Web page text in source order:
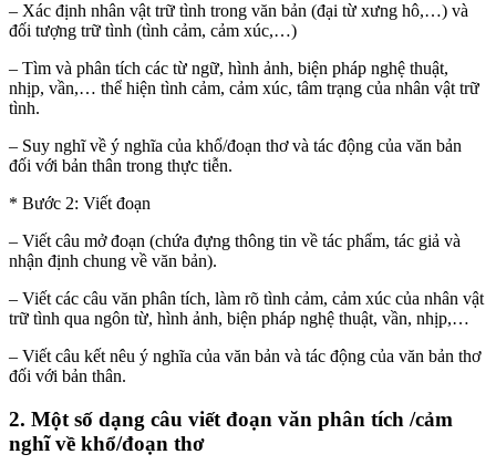
– Xác định nhân vật trữ tình trong văn bản (đại từ xưng hô,…) và
đối tượng trữ tình (tình cảm, cảm xúc,…)
– Tìm và phân tích các từ ngữ, hình ảnh, biện pháp nghệ thuật,
nhịp, vần,… thể hiện tình cảm, cảm xúc, tâm trạng của nhân vật trữ
tình.
– Suy nghĩ về ý nghĩa của khổ/đoạn thơ và tác động của văn bản
đối với bản thân trong thực tiễn.
* Bước 2: Viết đoạn
– Viết câu mở đoạn (chứa đựng thông tin về tác phẩm, tác giả và
nhận định chung về văn bản).
– Viết các câu văn phân tích, làm rõ tình cảm, cảm xúc của nhân vật
trữ tình qua ngôn từ, hình ảnh, biện pháp nghệ thuật, vần, nhịp,…
– Viết câu kết nêu ý nghĩa của văn bản và tác động của văn bản thơ
đối với bản thân.
2. Một số dạng câu viết đoạn văn phân tích /cảm
nghĩ về khổ/đoạn thơ